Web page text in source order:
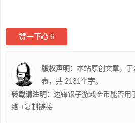
赞一下 6
版权声明： 本站原创文章，
表，共 2131个字。
转载请注明： 边锋银子游戏金币能否用
络 +复制链接